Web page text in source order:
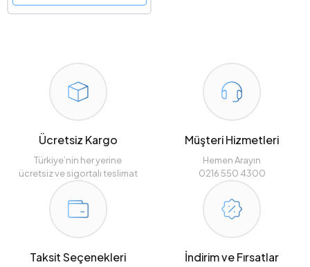
Ücretsiz Kargo
Türkiye’nin her yerine
ücretsiz ve sigortalı teslimat
Müşteri Hizmetleri
Hemen Arayın
0216 550 4300
Taksit Seçenekleri İndirim ve Fırsatlar